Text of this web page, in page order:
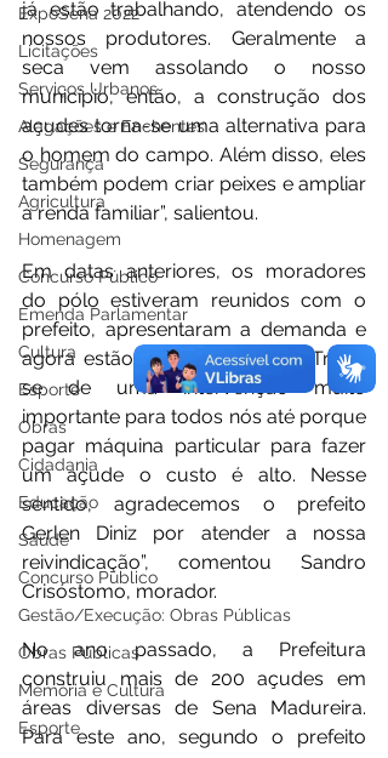
ExpoSena 2022
Licitações
Serviços Urbanos
Alagações e Enchentes
Segurança
Agricultura
Homenagem
Concurso Público
Emenda Parlamentar
Cultura
Esporte
Obras
Cidadania
Educação
Saúde
Concurso Público
Gestão/Execução: Obras Públicas
Obras Públicas
Memória e Cultura
Esporte
já estão trabalhando, atendendo os
nossos produtores. Geralmente a
seca vem assolando o nosso
município, então, a construção dos
açudes torna-se uma alternativa para
o homem do campo. Além disso, eles
também podem criar peixes e ampliar
a renda familiar”, salientou.
Em datas anteriores, os moradores
do pólo estiveram reunidos com o
prefeito, apresentaram a demanda e
agora estão sendo atendidos. “Trata-
se de uma intervenção muito
importante para todos nós até porque
pagar máquina particular para fazer
um açude o custo é alto. Nesse
sentido, agradecemos o prefeito
Gerlen Diniz por atender a nossa
reivindicação”, comentou Sandro
Crisóstomo, morador.
No ano passado, a Prefeitura
construiu mais de 200 açudes em
áreas diversas de Sena Madureira.
Para este ano, segundo o prefeito